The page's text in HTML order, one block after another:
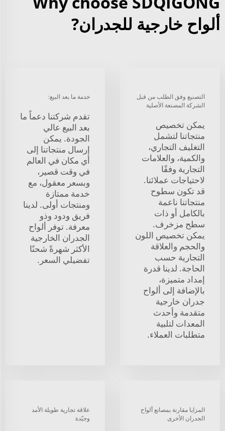
ألواح خارجية للجدران?
التصنيع وفق الطلب من قبل
الشركة المصنعة الأصلية
يمكن تخصيص
منتجاتنا لتشمل
التغليف التجاري،
والكمية، والعلامات
التجارية وفقًا
لاحتياجات عملائنا.
قد تكون سطوح
منتجاتنا ناعمة
بالكامل أو ذات
سطح مزخرف.
يمكن تخصيص اللون
والحجم والعلاقة
التجارية حسب
الحاجة. لدينا قدرة
إمداد متميزة،
بالإضافة إلى ألواح
جدران خارجية
متقدمة وأحدث
المعدات لتلبية
متطلبات العملاء.
خدمة ما بعد البيع:
تقدم شركتنا دعماً ما
بعد البيع عالي
الجودة. يمكن
إرسال منتجاتنا إلى
أي مكان في العالم
في وقت قصير،
وبسعر معقول، مع
خدمة ممتازة
ومنتجات أولى. لدينا
فريق ودود وذو
معرفة. توفر ألواح
الجدران الخارجية
الأكثر شهرةً شحنًا
تفضيلي السعر.
المزايا مقارنة بمصانع ألواح
الجدران الأخرى
علاقة تجارية طويلة الأمد
وجيّدة